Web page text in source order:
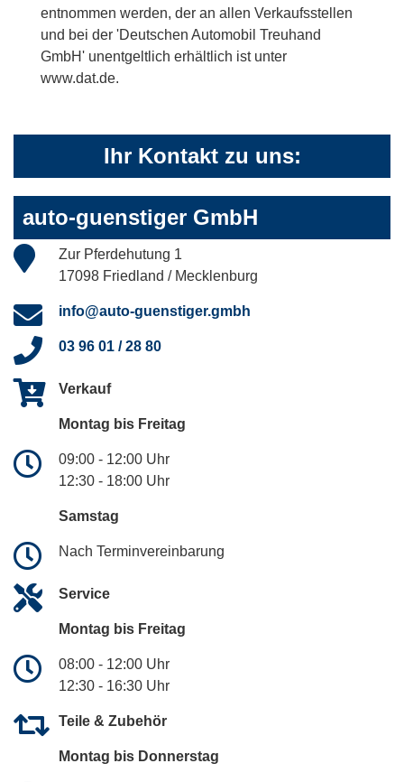
entnommen werden, der an allen Verkaufsstellen
und bei der 'Deutschen Automobil Treuhand
GmbH' unentgeltlich erhältlich ist unter
www.dat.de.
Ihr Kontakt zu uns:
auto-guenstiger GmbH
Zur Pferdehutung 1
17098 Friedland / Mecklenburg
info@auto-guenstiger.gmbh
03 96 01 / 28 80
Verkauf
Montag bis Freitag
09:00 - 12:00 Uhr
12:30 - 18:00 Uhr
Samstag
Nach Terminvereinbarung
Service
Montag bis Freitag
08:00 - 12:00 Uhr
12:30 - 16:30 Uhr
Teile & Zubehör
Montag bis Donnerstag